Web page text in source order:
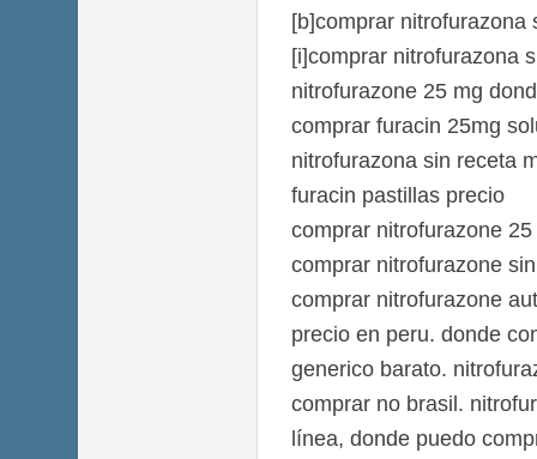
[b]comprar nitrofurazona
[i]comprar nitrofurazona
nitrofurazone 25 mg
comprar furacin 25mg
nitrofurazona sin receta
furacin pastillas precio
comprar nitrofurazone
comprar nitrofurazone
comprar nitrofurazone
precio en peru. donde
generico barato.
comprar no brasil.
línea, donde puedo